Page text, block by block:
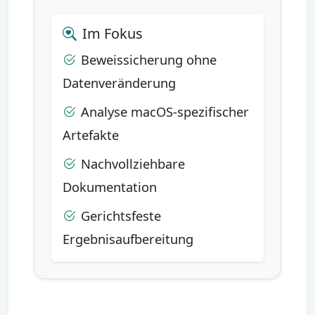
Im Fokus
Beweissicherung ohne
Datenveränderung
Analyse macOS-spezifischer
Artefakte
Nachvollziehbare
Dokumentation
Gerichtsfeste
Ergebnisaufbereitung